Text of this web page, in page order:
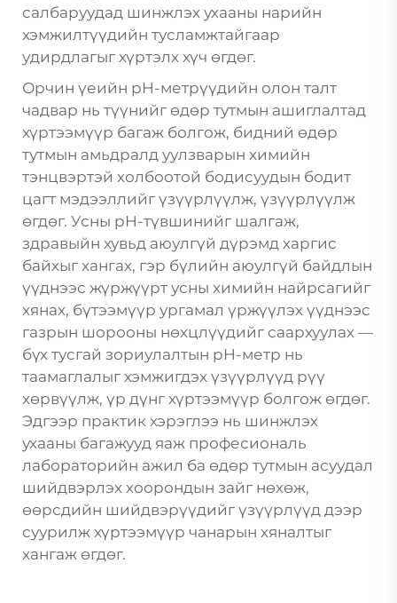
салбаруудад шинжлэх ухааны нарийн
хэмжилтүүдийн тусламжтайгаар
удирдлагыг хүртэлх хүч өгдөг.
Орчин үеийн pH-метрүүдийн олон талт
чадвар нь түүнийг өдөр тутмын ашиглалтад
хүртээмүүр багаж болгож, бидний өдөр
тутмын амьдралд уулзварын химийн
тэнцвэртэй холбоотой бодисуудын бодит
цагт мэдээллийг үзүүрлүүлж, үзүүрлүүлж
өгдөг. Усны pH-түвшинийг шалгаж,
здравыйн хувьд аюулгүй дүрэмд харгис
байхыг хангах, гэр бүлийн аюулгүй байдлын
үүднээс жүржүүрт усны химийн найрсагийг
хянах, бүтээмүүр ургамал үржүүлэх үүднээс
газрын шорооны нөхцлүүдийг саархуулах —
бүх тусгай зориулалтын pH-метр нь
таамаглалыг хэмжигдэх үзүүрлүүд рүү
хөрвүүлж, үр дүнг хүртээмүүр болгож өгдөг.
Эдгээр практик хэрэглээ нь шинжлэх
ухааны багажууд яаж професиональ
лабораторийн ажил ба өдөр тутмын асуудал
шийдвэрлэх хоорондын зайг нөхөж,
өөрсдийн шийдвэрүүдийг үзүүрлүүд дээр
суурилж хүртээмүүр чанарын хяналтыг
хангаж өгдөг.